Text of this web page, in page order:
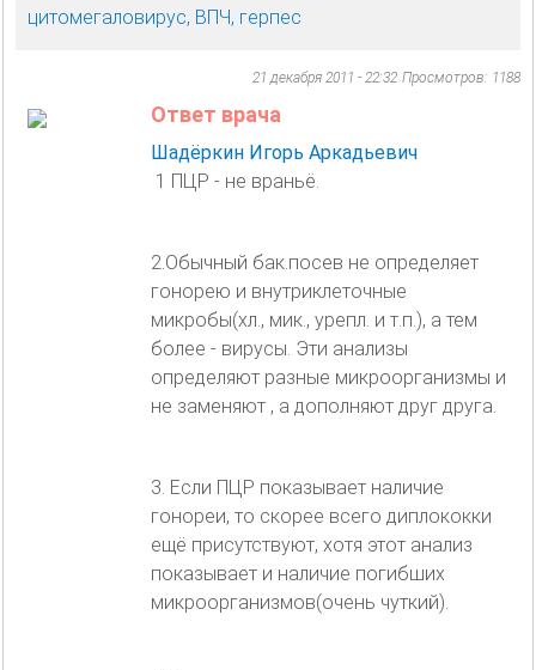
цитомегаловирус, ВПЧ, герпес
21 декабря 2011 - 22:32 Просмотров: 1188
Ответ врача
Шадёркин Игорь Аркадьевич
1 ПЦР - не враньё.
2.Обычный бак.посев не определяет
гонорею и внутриклеточные
микробы(хл., мик., урепл. и т.п.), а тем
более - вирусы. Эти анализы
определяют разные микроорганизмы и
не заменяют , а дополняют друг друга.
3. Если ПЦР показывает наличие
гонореи, то скорее всего диплококки
ещё присутствуют, хотя этот анализ
показывает и наличие погибших
микроорганизмов(очень чуткий).